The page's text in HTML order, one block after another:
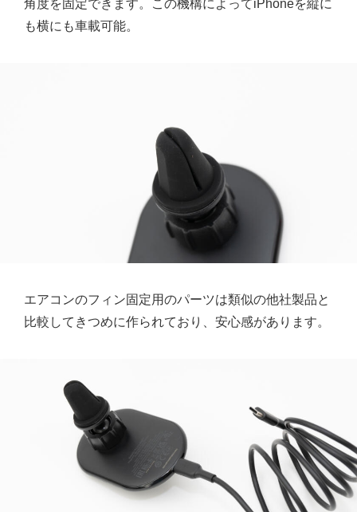
角度を固定できます。この機構によってiPhoneを縦に
も横にも車載可能。
エアコンのフィン固定用のパーツは類似の他社製品と
比較してきつめに作られており、安心感があります。